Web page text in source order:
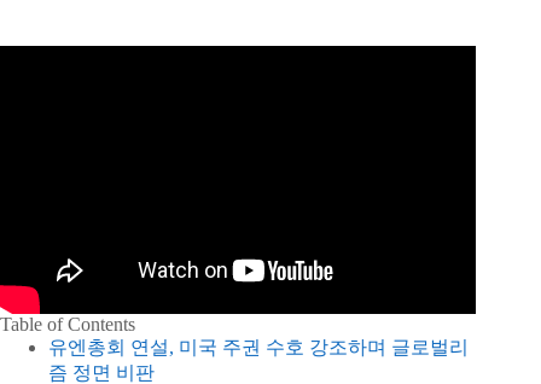
Table of Contents
유엔총회 연설, 미국 주권 수호 강조하며 글로벌리
즘 정면 비판